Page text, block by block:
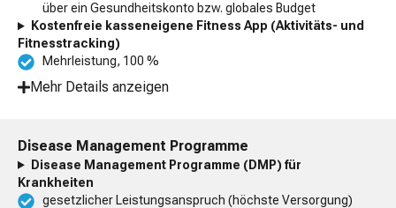
über ein Gesundheitskonto bzw. globales Budget
Kostenfreie kasseneigene Fitness App (Aktivitäts- und
Fitnesstracking)
Mehrleistung, 100 %
Mehr Details anzeigen
Disease Management Programme
Disease Management Programme (DMP) für
Krankheiten
gesetzlicher Leistungsanspruch (höchste Versorgung)